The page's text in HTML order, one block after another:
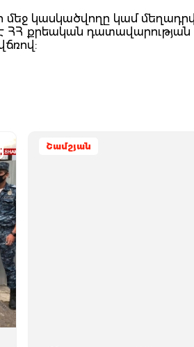
մեջ կասկածվողը կամ
ՀՀ քրեական
Շամշյան